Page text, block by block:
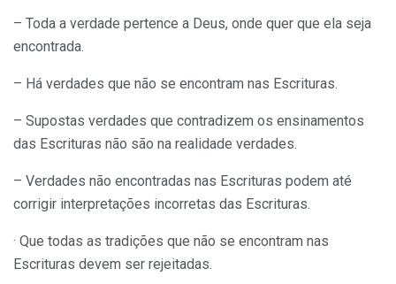
– Toda a verdade pertence a Deus, onde quer que ela seja
encontrada.
– Há verdades que não se encontram nas Escrituras.
– Supostas verdades que contradizem os ensinamentos
das Escrituras não são na realidade verdades.
– Verdades não encontradas nas Escrituras podem até
corrigir interpretações incorretas das Escrituras.
· Que todas as tradições que não se encontram nas
Escrituras devem ser rejeitadas.